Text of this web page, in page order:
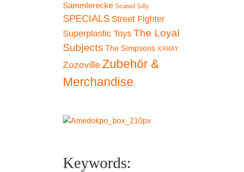
Sammlerecke Scared Silly
SPECIALS Street Fighter
Superplastic ToysThe Loyal
Subjects The Simpsons XXRAY
Zozoville Zubehör &
Merchandise
Keywords: